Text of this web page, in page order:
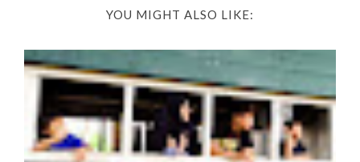
YOU MIGHT ALSO LIKE: